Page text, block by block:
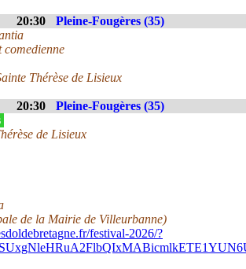
20:30
Pleine-Fougères (35)
comedienne
Thérèse de Lisieux
20:30
Pleine-Fougères (35)
de Lisieux
de la Mairie de Villeurbanne)
festival-2026/?